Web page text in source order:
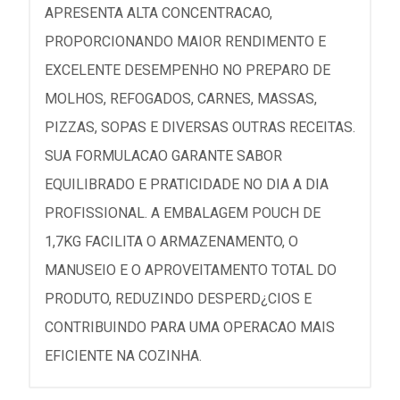
APRESENTA ALTA CONCENTRACAO,
PROPORCIONANDO MAIOR RENDIMENTO E
EXCELENTE DESEMPENHO NO PREPARO DE
MOLHOS, REFOGADOS, CARNES, MASSAS,
PIZZAS, SOPAS E DIVERSAS OUTRAS RECEITAS.
SUA FORMULACAO GARANTE SABOR
EQUILIBRADO E PRATICIDADE NO DIA A DIA
PROFISSIONAL. A EMBALAGEM POUCH DE
1,7KG FACILITA O ARMAZENAMENTO, O
MANUSEIO E O APROVEITAMENTO TOTAL DO
PRODUTO, REDUZINDO DESPERD¿CIOS E
CONTRIBUINDO PARA UMA OPERACAO MAIS
EFICIENTE NA COZINHA.